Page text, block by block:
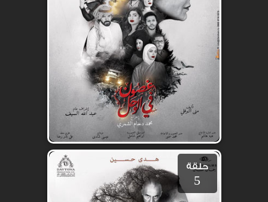
حلقة
5